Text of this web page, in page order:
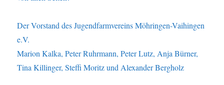
Der Vorstand des Jugendfarmvereins Möhringen-Vaihingen
e.V.
Marion Kalka, Peter Ruhrmann, Peter Lutz, Anja Bürner,
Tina Killinger, Steffi Moritz und Alexander Bergholz